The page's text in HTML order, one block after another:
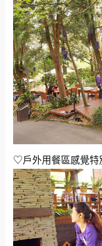
♡戶外用餐區感覺特